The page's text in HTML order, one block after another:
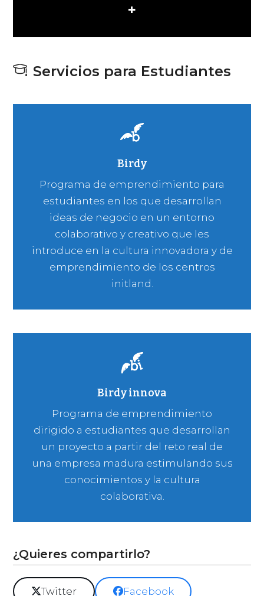
+
Servicios para Estudiantes
Birdy
Programa de emprendimiento para
estudiantes en los que desarrollan
ideas de negocio en un entorno
colaborativo y creativo que les
introduce en la cultura innovadora y de
emprendimiento de los centros
initland.
Birdy innova
Programa de emprendimiento
dirigido a estudiantes que desarrollan
un proyecto a partir del reto real de
una empresa madura estimulando sus
conocimientos y la cultura
colaborativa.
¿Quieres compartirlo?
Twitter Facebook